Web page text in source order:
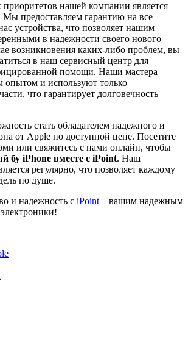
нашей компании является
Мы предоставляем гарантию на все
устройства, что позволяет нашим
в надежности своего нового
возникновения каких-либо проблем, вы
в наш сервисный центр для
помощи. Наши мастера
опытом и используют только
что гарантирует долговечность
стать обладателем надежного и
от Apple по доступной цене. Посетите
или свяжитесь с нами онлайн, чтобы
бу iPhone вместе с iPoint. Наш
регулярно, что позволяет каждому
по душе.
и надежность с iPoint– вашим надежным